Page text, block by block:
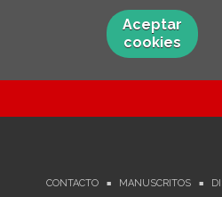
Aceptar
cookies
CONTACTO MANUSCRITOS